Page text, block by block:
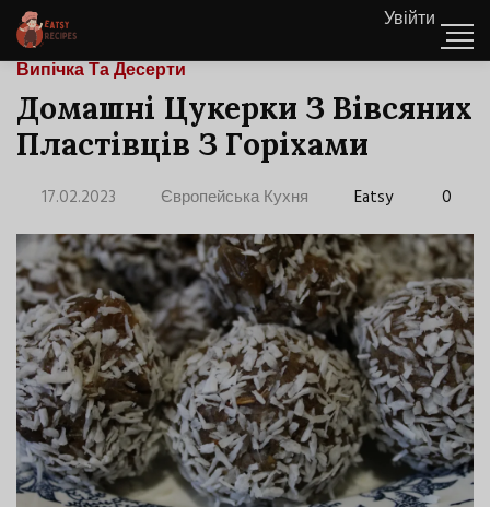
Увійти
Випічка Та Десерти
Домашні Цукерки З Вівсяних
Пластівців З Горіхами
17.02.2023 Європейська Кухня Eatsy 0